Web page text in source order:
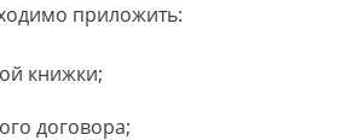
приложить:
книжки;
договора;